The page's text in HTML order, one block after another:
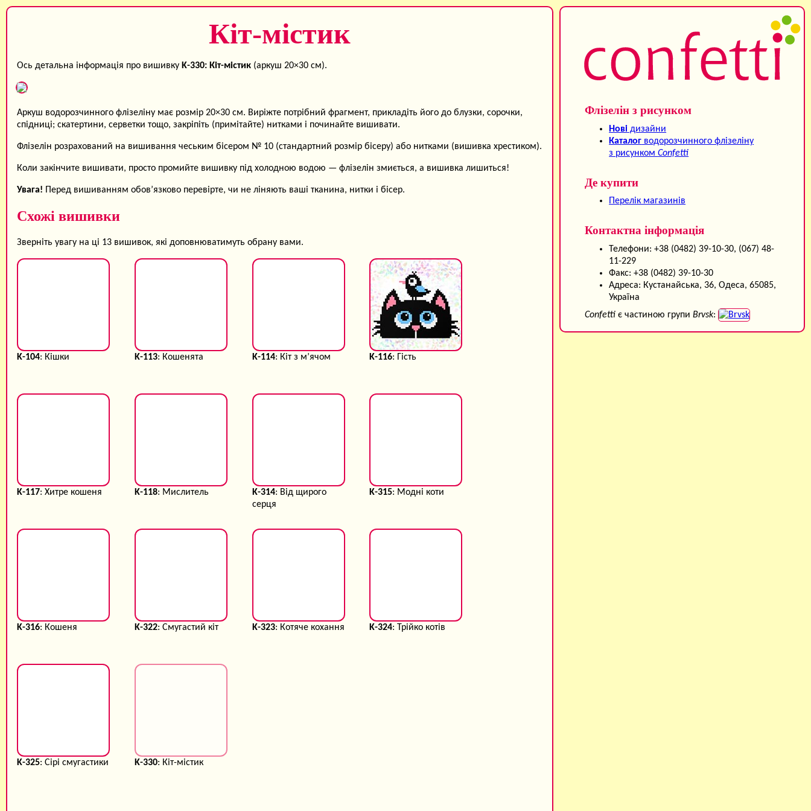
Кіт-містик
Ось детальна інформація про вишивку K-330: Кіт-містик (аркуш 20×30 см).
Аркуш водорозчинного флізеліну має розмір 20×30 см. Виріжте потрібний фрагмент, прикладіть його до блузки, сорочки,
спідниці; скатертини, серветки тощо, закріпіть (примітайте) нитками і починайте вишивати.
Флізелін розрахований на вишивання чеським бісером № 10 (стандартний розмір бісеру) або нитками (вишивка хрестиком).
Коли закінчите вишивати, просто промийте вишивку під холодною водою — флізелін змиється, а вишивка лишиться!
Увага! Перед вишиванням обов’язково перевірте, чи не ліняють ваші тканина, нитки і бісер.
Схожі вишивки
Зверніть увагу на ці 13 вишивок, які доповнюватимуть обрану вами.
K-104: Кішки K-113: Кошенята K-114: Кіт з м’ячом K-116: Гість
K-117: Хитре кошеня K-118: Мислитель K-314: Від щирого
серця
K-315: Модні коти
K-316: Кошеня K-322: Смугастий кіт K-323: Котяче кохання K-324: Трійко котів
K-325: Сірі смугастики K-330: Кіт-містик
Флізелін з рисунком
Нові дизайни
Каталог водорозчинного флізеліну
з рисункомConfetti
Де купити
Перелік магазинів
Контактна інформація
Телефони: +38 (0482) 39-10-30, (067) 48-
11-229
Факс: +38 (0482) 39-10-30
Адреса: Кустанайська, 36, Одеса, 65085,
Україна
Confetti є частиною групиBrvsk: